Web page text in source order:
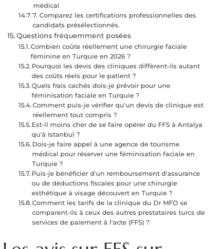
médical
7. Comparez les certifications professionnelles des
candidats présélectionnés.
Questions fréquemment posées
Combien coûte réellement une chirurgie faciale
féminine en Turquie en 2026 ?
Pourquoi les devis des cliniques diffèrent-ils autant
des coûts réels pour le patient ?
Quels frais cachés dois-je prévoir pour une
féminisation faciale en Turquie ?
Comment puis-je vérifier qu'un devis de clinique est
réellement tout compris ?
Est-il moins cher de se faire opérer du FFS à Antalya
qu'à Istanbul ?
Dois-je faire appel à une agence de tourisme
médical pour réserver une féminisation faciale en
Turquie ?
Puis-je bénéficier d'un remboursement d'assurance
ou de déductions fiscales pour une chirurgie
esthétique à visage découvert en Turquie ?
Comment les tarifs de la clinique du Dr MFO se
comparent-ils à ceux des autres prestataires turcs de
services de paiement à l'acte (FFS) ?